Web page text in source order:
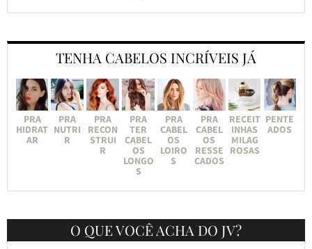
TENHA CABELOS INCRÍVEIS JÁ
PRA
HIDRAT
AR
PRA
NUTRI
R
PRA
RECON
STRUI
R
PRA
TER
CABEL
OS
LONGO
S
PRA
CABEL
OS
LOIRO
S
PRA
CABEL
OS
RESSE
CADOS
RECEIT
INHAS
MILAG
ROSAS
PENTE
ADOS
O QUE VOCÊ ACHA DO JV?